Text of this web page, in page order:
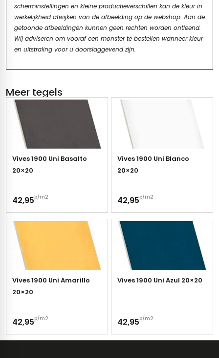
scherminstellingen en kleine productieverschillen kan de kleur in
werkelijkheid afwijken van de afbeelding op de webshop. Aan de
getoonde afbeeldingen kunnen geen rechten worden ontleend.
Wij adviseren om vooraf een monster te bestellen wanneer kleur
en uitstraling voor u doorslaggevend zijn.
Meer tegels
Vives 1900 Uni Basalto
20×20
42,95p/m2
Vives 1900 Uni Blanco
20×20
42,95p/m2
Vives 1900 Uni Amarillo
20×20
42,95p/m2
Vives 1900 Uni Azul 20×20
42,95p/m2